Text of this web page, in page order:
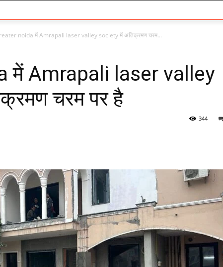
noida में Amrapali laser valley society में अतिक्रमण चरम...
में Amrapali laser valley
चरम पर है
344